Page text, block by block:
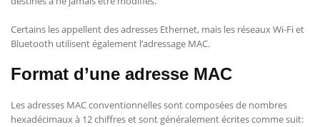
Certains les appellent des adresses Ethernet, mais les réseaux Wi-Fi et
Bluetooth utilisent également l’adressage MAC.
Format d’une adresse MAC
Les adresses MAC conventionnelles sont composées de nombres
hexadécimaux à 12 chiffres et sont généralement écrites comme suit: